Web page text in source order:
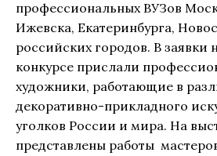
профессиональных ВУЗов
Ижевска, Екатеринбурга,
российских городов. В заявки
конкурсе прислали
художники, работающие в
декоративно-прикладного
уголков России и мира. На
представлены работы